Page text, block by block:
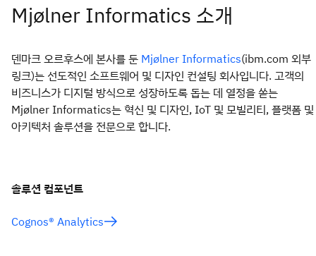
Mjølner Informatics 소개
덴마크 오르후스에 본사를 둔 Mjølner Informatics(ibm.com 외부
링크)는 선도적인 소프트웨어 및 디자인 컨설팅 회사입니다. 고객의
비즈니스가 디지털 방식으로 성장하도록 돕는 데 열정을 쏟는
Mjølner Informatics는 혁신 및 디자인, IoT 및 모빌리티, 플랫폼 및
아키텍처 솔루션을 전문으로 합니다.
솔루션 컴포넌트
Cognos® Analytics